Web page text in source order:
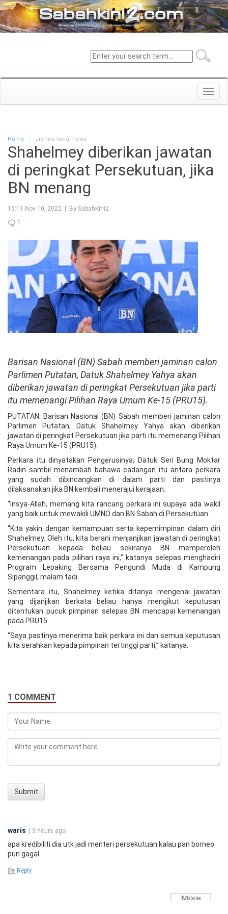
Home archive-local-news
Shahelmey diberikan jawatan
di peringkat Persekutuan, jika
BN menang
15:11 Nov 10, 2022 | By SabahKini2
1
Barisan Nasional (BN) Sabah memberi jaminan calon
Parlimen Putatan, Datuk Shahelmey Yahya akan
diberikan jawatan di peringkat Persekutuan jika parti
itu memenangi Pilihan Raya Umum Ke-15 (PRU15).
PUTATAN: Barisan Nasional (BN) Sabah memberi jaminan calon
Parlimen Putatan, Datuk Shahelmey Yahya akan diberikan
jawatan di peringkat Persekutuan jika parti itu memenangi Pilihan
Raya Umum Ke-15 (PRU15).
Perkara itu dinyatakan Pengerusinya, Datuk Seri Bung Moktar
Radin sambil menambah bahawa cadangan itu antara perkara
yang sudah dibincangkan di dalam parti dan pastinya
dilaksanakan jika BN kembali menerajui kerajaan.
“Insya-Allah, memang kita rancang perkara ini supaya ada wakil
yang baik untuk mewakili UMNO dan BN Sabah di Persekutuan.
“Kita yakin dengan kemampuan serta kepemimpinan dalam diri
Shahelmey. Oleh itu, kita berani menjanjikan jawatan di peringkat
Persekutuan kepada beliau sekiranya BN memperoleh
kemenangan pada pilihan raya ini,” katanya selepas menghadiri
Program Lepaking Bersama Pengundi Muda di Kampung
Sipanggil, malam tadi.
Sementara itu, Shahelmey ketika ditanya mengenai jawatan
yang dijanjikan berkata beliau hanya mengikut keputusan
ditentukan pucuk pimpinan selepas BN mencapai kemenangan
pada PRU15.
“Saya pastinya menerima baik perkara ini dan semua keputusan
kita serahkan kepada pimpinan tertinggi parti,” katanya.
1 COMMENT
Submit
waris | 3 hours ago
apa kredibiliti dia utk jadi menteri persekutuan kalau pan borneo
pun gagal.
Reply